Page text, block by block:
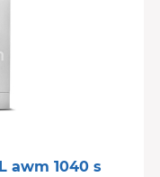
awm 1040 s